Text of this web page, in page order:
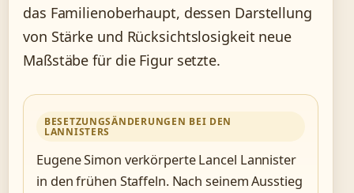
das Familienoberhaupt, dessen Darstellung
von Stärke und Rücksichtslosigkeit neue
Maßstäbe für die Figur setzte.
BESETZUNGSÄNDERUNGEN BEI DEN
LANNISTERS
Eugene Simon verkörperte Lancel Lannister
in den frühen Staffeln. Nach seinem Ausstieg